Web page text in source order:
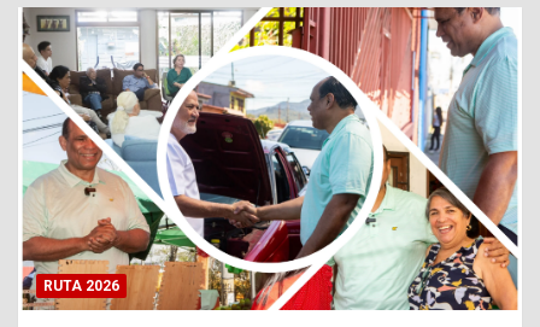
RUTA 2026